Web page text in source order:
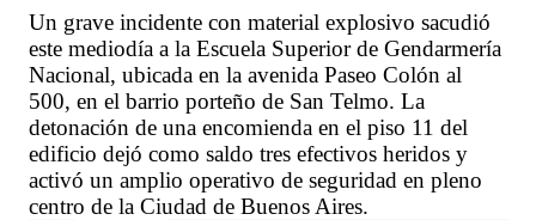
Un grave incidente con material explosivo sacudió
este mediodía a la Escuela Superior de Gendarmería
Nacional, ubicada en la avenida Paseo Colón al
500, en el barrio porteño de San Telmo. La
detonación de una encomienda en el piso 11 del
edificio dejó como saldo tres efectivos heridos y
activó un amplio operativo de seguridad en pleno
centro de la Ciudad de Buenos Aires.